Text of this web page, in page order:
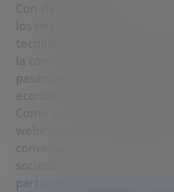
Con claridad y datos,
tecnológica más
pasando por los dilemas
económicas, el debate está
Como apuntó Frances
webinar, el interés del
conversación con Kahn dejó
sociedad, ante decisiones
participar activamente en